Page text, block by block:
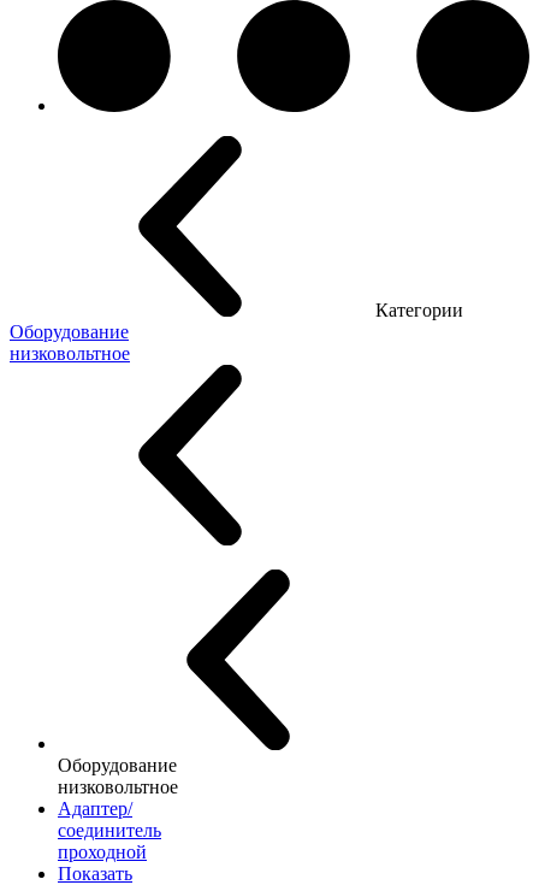
Категории
Оборудование
низковольтное
Оборудование
низковольтное
Адаптер/
соединитель
проходной
Показать